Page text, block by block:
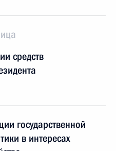
средств
государственной
в интересах